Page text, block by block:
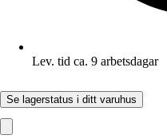
Lev. tid ca. 9 arbetsdagar
Se lagerstatus i ditt varuhus